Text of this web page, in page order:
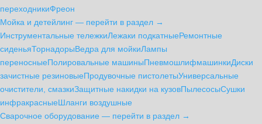
переходникиФреон
Мойка и детейлинг — перейти в раздел →
Инструментальные тележкиЛежаки подкатныеРемонтные
сиденьяТорнадорыВедра для мойкиЛампы
переносныеПолировальные машиныПневмошлифмашинкиДиски
зачистные резиновыеПродувочные пистолетыУниверсальные
очистители, смазкиЗащитные накидки на кузовПылесосыСушки
инфракрасныеШланги воздушные
Сварочное оборудование — перейти в раздел →